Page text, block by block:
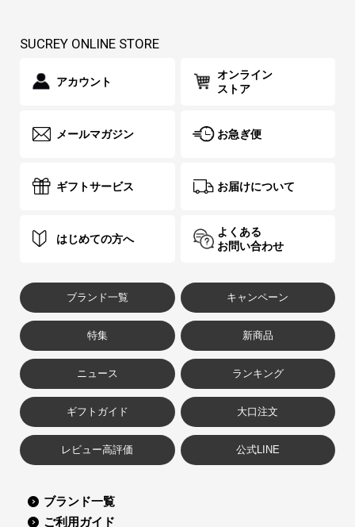
SUCREY ONLINE STORE
アカウント
オンライン
ストア
メールマガジン お急ぎ便
ギフトサービス お届けについて
はじめての方へ
よくある
お問い合わせ
ブランド一覧 キャンペーン
特集 新商品
ニュース ランキング
ギフトガイド 大口注文
レビュー高評価 公式LINE
ブランド一覧
ご利用ガイド